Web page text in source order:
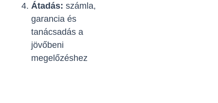
Átadás: számla,
garancia és
tanácsadás a
jövőbeni
megelőzéshez